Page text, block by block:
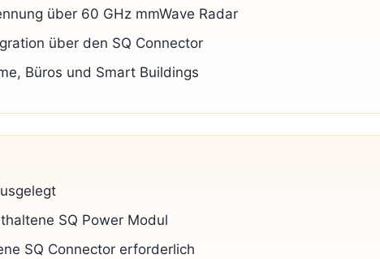
über 60 GHz mmWave Radar
über den SQ Connector
Büros und Smart Buildings
SQ Power Modul
SQ Connector erforderlich